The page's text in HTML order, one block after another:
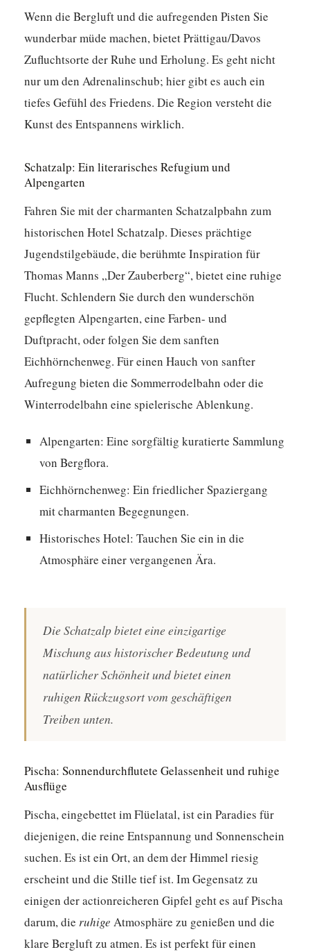
Wenn die Bergluft und die aufregenden Pisten Sie
wunderbar müde machen, bietet Prättigau/Davos
Zufluchtsorte der Ruhe und Erholung. Es geht nicht
nur um den Adrenalinschub; hier gibt es auch ein
tiefes Gefühl des Friedens.Die Region versteht die
Kunst des Entspannens wirklich.
Schatzalp: Ein literarisches Refugium und
Alpengarten
Fahren Sie mit der charmanten Schatzalpbahn zum
historischen Hotel Schatzalp. Dieses prächtige
Jugendstilgebäude, die berühmte Inspiration für
Thomas Manns „Der Zauberberg“, bietet eine ruhige
Flucht. Schlendern Sie durch den wunderschön
gepflegten Alpengarten, eine Farben- und
Duftpracht, oder folgen Sie dem sanften
Eichhörnchenweg. Für einen Hauch von sanfter
Aufregung bieten die Sommerrodelbahn oder die
Winterrodelbahn eine spielerische Ablenkung.
Alpengarten: Eine sorgfältig kuratierte Sammlung
von Bergflora.
Eichhörnchenweg: Ein friedlicher Spaziergang
mit charmanten Begegnungen.
Historisches Hotel: Tauchen Sie ein in die
Atmosphäre einer vergangenen Ära.
Die Schatzalp bietet eine einzigartige
Mischung aus historischer Bedeutung und
natürlicher Schönheit und bietet einen
ruhigen Rückzugsort vom geschäftigen
Treiben unten.
Pischa: Sonnendurchflutete Gelassenheit und ruhige
Ausflüge
Pischa, eingebettet im Flüelatal, ist ein Paradies für
diejenigen, die reine Entspannung und Sonnenschein
suchen. Es ist ein Ort, an dem der Himmel riesig
erscheint und die Stille tief ist. Im Gegensatz zu
einigen der actionreicheren Gipfel geht es auf Pischa
darum, die ruhige Atmosphäre zu genießen und die
klare Bergluft zu atmen. Es ist perfekt für einen